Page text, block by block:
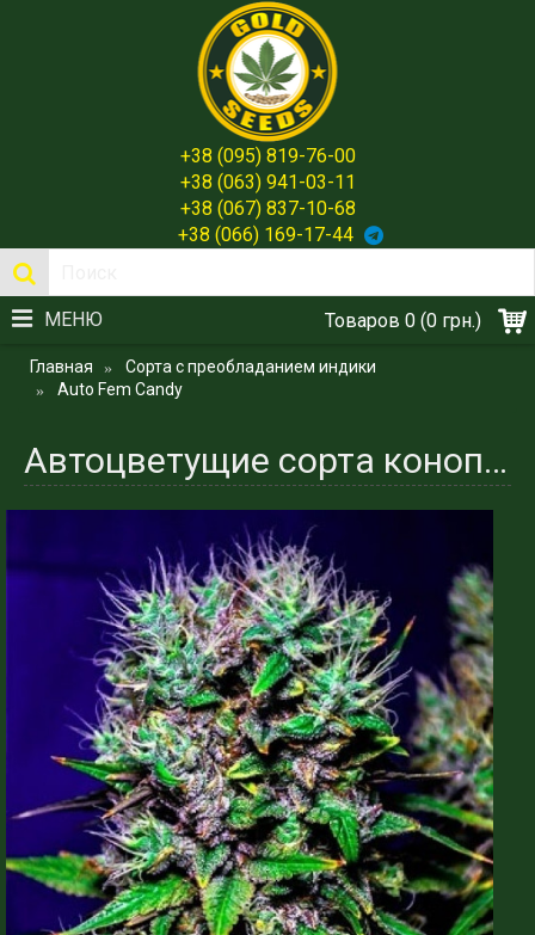
+38 (095) 819-76-00
+38 (063) 941-03-11
+38 (067) 837-10-68
+38 (066) 169-17-44
Товаров 0 (0 грн.)
МЕНЮ
Главная
Сорта с преобладанием индики
Auto Fem Candy
Автоцветущие сорта конопли феминизированные Candy